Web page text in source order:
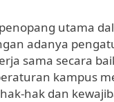
utama
adanya
sama secara
kampus
hak dan